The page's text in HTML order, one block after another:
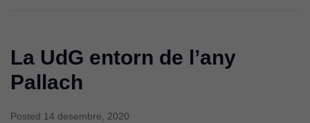
La UdG entorn de l’any
Pallach
Posted 14 desembre, 2020